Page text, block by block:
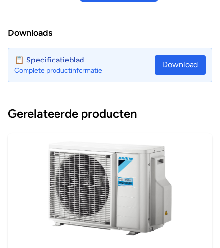
Downloads
📋 Specificatieblad
Complete productinformatie
Download
Gerelateerde producten